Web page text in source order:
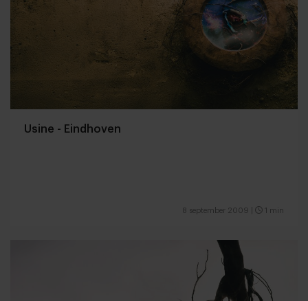
Usine - Eindhoven
8 september 2009 1 min